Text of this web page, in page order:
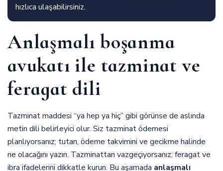
hızlıca ulaşabilirsiniz.
Anlaşmalı boşanma
avukatı ile tazminat ve
feragat dili
Tazminat maddesi “ya hep ya hiç” gibi görünse de aslında
metin dili belirleyici olur. Siz tazminat ödemesi
planlıyorsanız; tutarı, ödeme takvimini ve gecikme halinde
ne olacağını yazın. Tazminattan vazgeçiyorsanız; feragat ve
ibra ifadelerini dikkatle kurun. Bu aşamada anlaşmalı